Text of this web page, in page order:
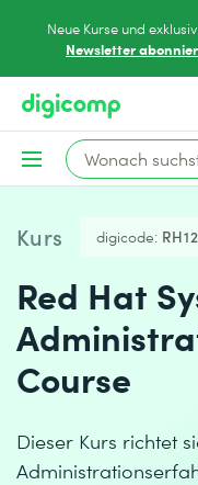
Neue Kurse und
Newsletter
Kurs digicode:
Red Hat
Course
Dieser Kurs richtet